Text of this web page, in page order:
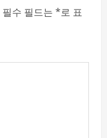
필수 필드는 *로 표